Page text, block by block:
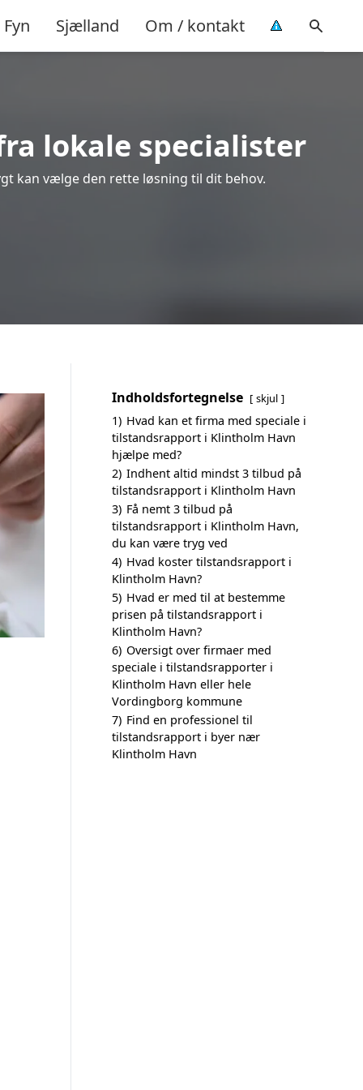
Fyn Sjælland Om / kontakt
lokale specialister
kan vælge den rette løsning til dit behov.
Indholdsfortegnelse skjul
1) Hvad kan et firma med speciale i
tilstandsrapport i Klintholm Havn
hjælpe med?
2) Indhent altid mindst 3 tilbud på
tilstandsrapport i Klintholm Havn
3) Få nemt 3 tilbud på
tilstandsrapport i Klintholm Havn,
du kan være tryg ved
4) Hvad koster tilstandsrapport i
Klintholm Havn?
5) Hvad er med til at bestemme
prisen på tilstandsrapport i
Klintholm Havn?
6) Oversigt over firmaer med
speciale i tilstandsrapporter i
Klintholm Havn eller hele
Vordingborg kommune
7) Find en professionel til
tilstandsrapport i byer nær
Klintholm Havn